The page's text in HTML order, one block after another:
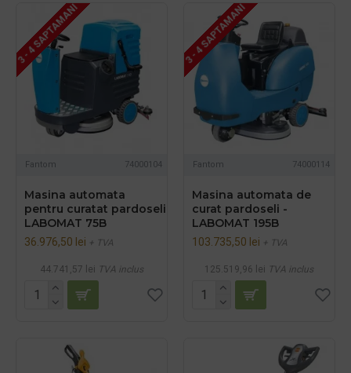
3 - 4 SAPTAMANI
Fantom 74000104
Masina automata
pentru curatat pardoseli
LABOMAT 75B
36.976,50 lei + TVA
44.741,57 lei TVA inclus
3 - 4 SAPTAMANI
Fantom 74000114
Masina automata de
curat pardoseli -
LABOMAT 195B
103.735,50 lei + TVA
125.519,96 lei TVA inclus